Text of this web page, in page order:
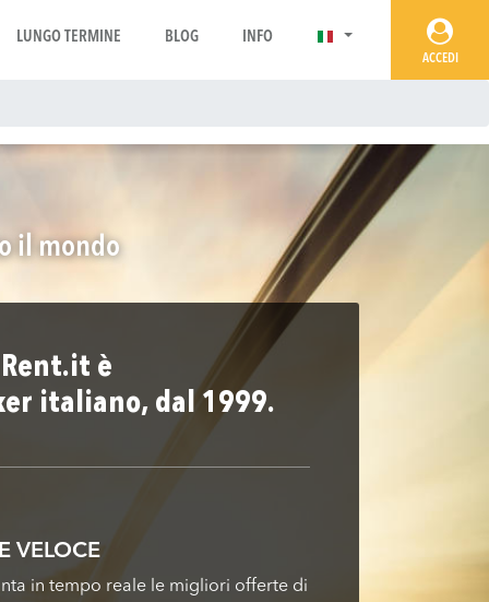
LUNGO TERMINE BLOG INFO
ACCEDI
il mondo
Rent.it è
italiano, dal 1999.
VELOCE
in tempo reale le migliori offerte di